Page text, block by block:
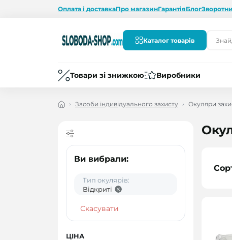
Оплата і доставкаПро магазинГарантіяБлог
Каталог товарів
Товари зі знижкою Виробники
Засоби індивідуального захисту Окуляри
Ви вибрали:
Тип окулярів:
Відкриті
Скасувати
ЦІНА